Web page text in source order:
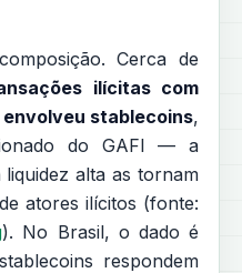
Cerca de
ilícitas com
stablecoins,
do GAFI — a
alta as tornam
atores ilícitos (fonte:
). No Brasil, o dado é
respondem